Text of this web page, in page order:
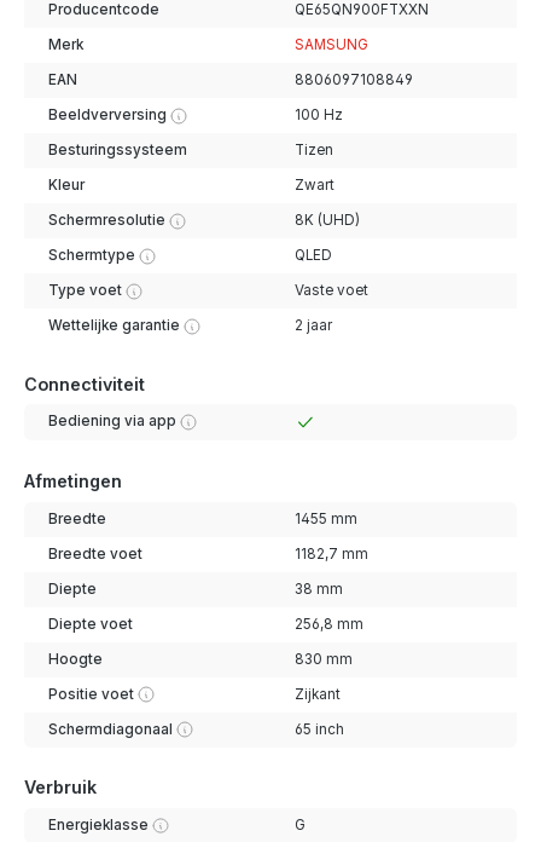
Producentcode QE65QN900FTXXN
Merk SAMSUNG
EAN 8806097108849
Beeldverversing 100 Hz
Besturingssysteem Tizen
Kleur Zwart
Schermresolutie 8K (UHD)
Schermtype QLED
Type voet Vaste voet
Wettelijke garantie 2 jaar
Connectiviteit
Bediening via app
Afmetingen
Breedte 1455 mm
Breedte voet 1182,7 mm
Diepte 38 mm
Diepte voet 256,8 mm
Hoogte 830 mm
Positie voet Zijkant
Schermdiagonaal 65 inch
Verbruik
Energieklasse G